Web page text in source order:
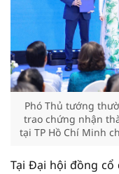
Phó Thủ tướng
trao chứng nhận
tại TP Hồ Chí Minh
Tại Đại hội đồng cổ